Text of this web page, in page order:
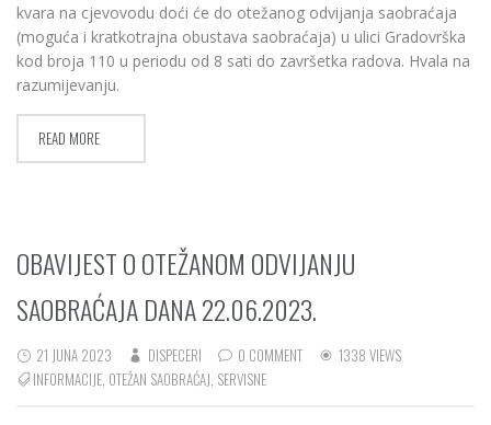
kvara na cjevovodu doći će do otežanog odvijanja saobraćaja
(moguća i kratkotrajna obustava saobraćaja) u ulici Gradovrška
kod broja 110 u periodu od 8 sati do završetka radova. Hvala na
razumijevanju.
READ MORE
OBAVIJEST O OTEŽANOM ODVIJANJU
SAOBRAĆAJA DANA 22.06.2023.
21 JUNA 2023 DISPECERI 0 COMMENT
1338 VIEWS
INFORMACIJE OTEŽAN SAOBRAĆAJ SERVISNE